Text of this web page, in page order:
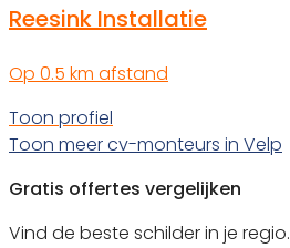
Reesink Installatie
Op 0.5 km afstand
Toon profiel
Toon meer cv-monteurs in Velp
Gratis offertes vergelijken
Vind de beste schilder in je regio.